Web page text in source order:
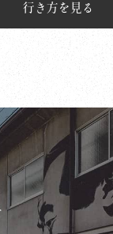
行き方を見る